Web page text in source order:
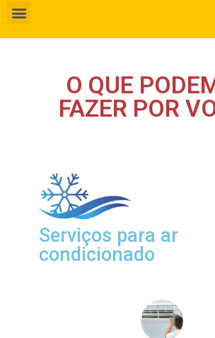
O QUE
FAZER POR
Serviços para ar
condicionado